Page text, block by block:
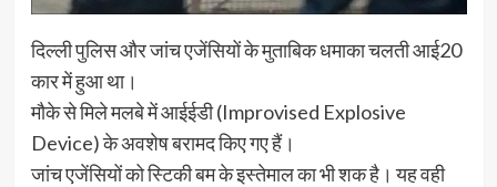
दिल्ली पुलिस और जांच एजेंसियों के मुताबिक धमाका चलती आई20
कार में हुआ था।
मौके से मिले मलबे में आईईडी (Improvised Explosive
Device) के अवशेष बरामद किए गए हैं।
जांच एजेंसियों को स्टिकी बम के इस्तेमाल का भी शक है। यह वही